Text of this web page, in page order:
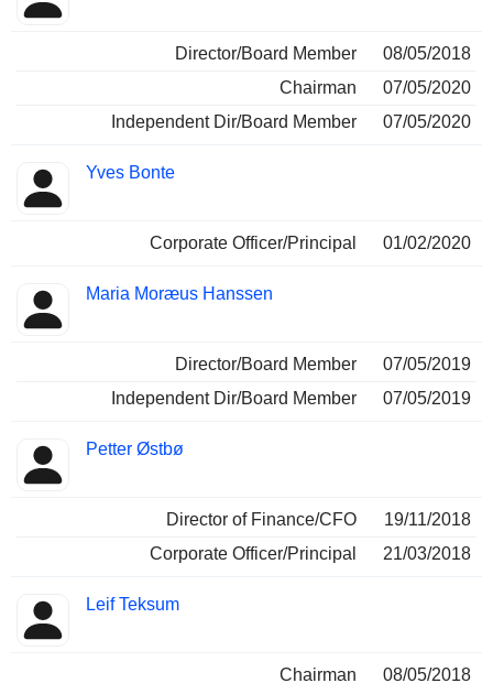
Director/Board Member
08/05/2018
Chairman
07/05/2020
Independent Dir/Board Member
07/05/2020
Yves Bonte
Corporate Officer/Principal 01/02/2020
Maria Moræus Hanssen
Director/Board Member
07/05/2019
Independent Dir/Board Member
07/05/2019
Petter Østbø
Director of Finance/CFO
19/11/2018
Corporate Officer/Principal
21/03/2018
Leif Teksum
Chairman 08/05/2018